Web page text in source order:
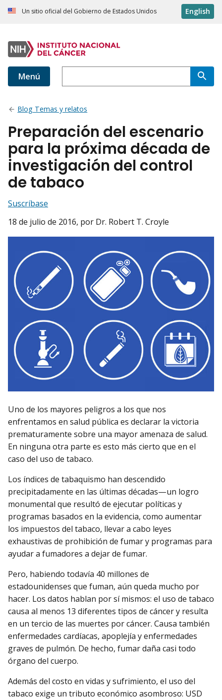
Un sitio oficial del Gobierno de Estados Unidos English
Menú
Blog Temas y relatos
Preparación del escenario
para la próxima década de
investigación del control
de tabaco
Suscríbase
18 de julio de 2016, por Dr. Robert T. Croyle
Uno de los mayores peligros a los que nos
enfrentamos en salud pública es declarar la victoria
prematuramente sobre una mayor amenaza de salud.
En ninguna otra parte es esto más cierto que en el
caso del uso de tabaco.
Los índices de tabaquismo han descendido
precipitadamente en las últimas décadas—un logro
monumental que resultó de ejecutar políticas y
programas basados en la evidencia, como aumentar
los impuestos del tabaco, llevar a cabo leyes
exhaustivas de prohibición de fumar y programas para
ayudar a fumadores a dejar de fumar.
Pero, habiendo todavía 40 millones de
estadounidenses que fuman, aún queda mucho por
hacer. Los datos hablan por sí mismos: el uso de tabaco
causa al menos 13 diferentes tipos de cáncer y resulta
en un tercio de las muertes por cáncer. Causa también
enfermedades cardíacas, apoplejía y enfermedades
graves de pulmón. De hecho, fumar daña casi todo
órgano del cuerpo.
Además del costo en vidas y sufrimiento, el uso del
tabaco exige un tributo económico asombroso: USD